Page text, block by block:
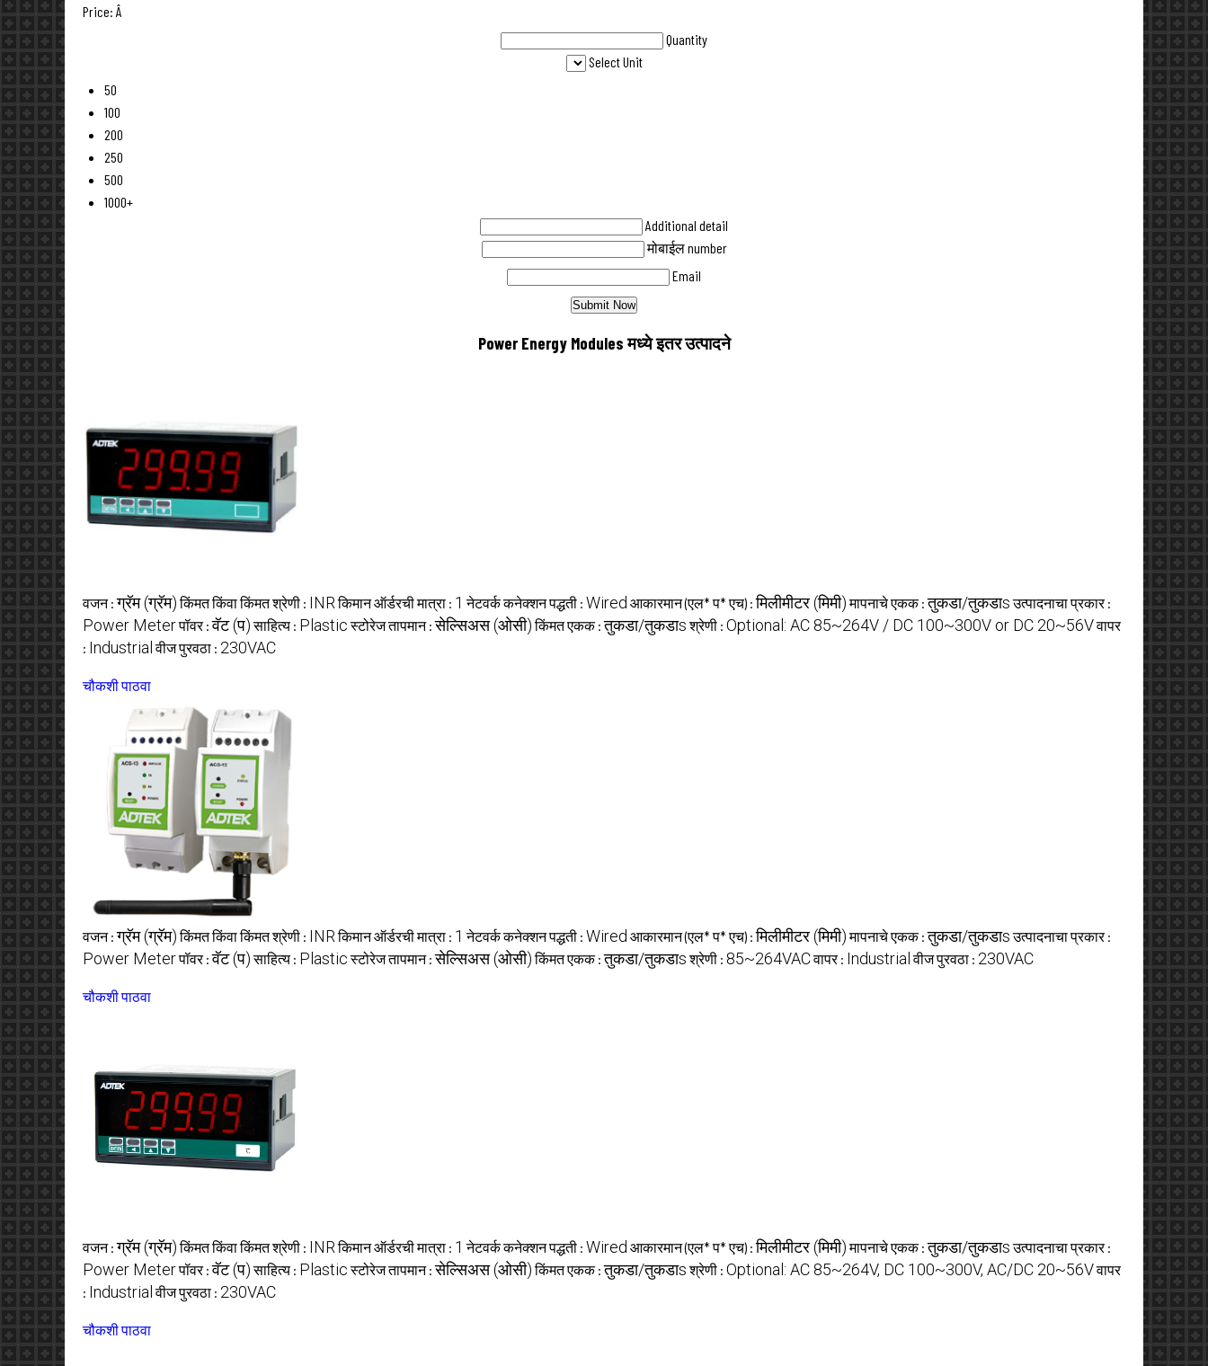
Price: Â
Quantity
Select Unit
50
100
200
250
500
1000+
Additional detail
मोबाईल number
Email
Power Energy Modules मध्ये इतर उत्पादने
वजन :ग्रॅम (ग्रॅम) किंमत किंवा किंमत श्रेणी : INRकिमान ऑर्डरची मात्रा : 1 नेटवर्क कनेक्शन पद्धती : Wired आकारमान (एल* प* एच) :मिलीमीटर (मिमी) मापनाचे एकक :तुकडा/तुकडाs उत्पादनाचा प्रकार :
Power Meterपॉवर :वॅट (प) साहित्य : Plastic स्टोरेज तापमान :सेल्सिअस (ओसी) किंमत एकक :तुकडा/तुकडाs श्रेणी : Optional: AC 85~264V / DC 100~300V or DC 20~56Vवापर
: Industrial वीज पुरवठा : 230VAC
चौकशी पाठवा
वजन :ग्रॅम (ग्रॅम) किंमत किंवा किंमत श्रेणी : INRकिमान ऑर्डरची मात्रा : 1 नेटवर्क कनेक्शन पद्धती : Wired आकारमान (एल* प* एच) :मिलीमीटर (मिमी) मापनाचे एकक :तुकडा/तुकडाs उत्पादनाचा प्रकार :
Power Meterपॉवर :वॅट (प) साहित्य : Plastic स्टोरेज तापमान :सेल्सिअस (ओसी) किंमत एकक :तुकडा/तुकडाs श्रेणी : 85~264VACवापर : Industrial वीज पुरवठा : 230VAC
चौकशी पाठवा
वजन :ग्रॅम (ग्रॅम) किंमत किंवा किंमत श्रेणी : INRकिमान ऑर्डरची मात्रा : 1 नेटवर्क कनेक्शन पद्धती : Wired आकारमान (एल* प* एच) :मिलीमीटर (मिमी) मापनाचे एकक :तुकडा/तुकडाs उत्पादनाचा प्रकार :
Power Meterपॉवर :वॅट (प) साहित्य : Plastic स्टोरेज तापमान :सेल्सिअस (ओसी) किंमत एकक :तुकडा/तुकडाs श्रेणी : Optional: AC 85~264V, DC 100~300V, AC/DC 20~56Vवापर
: Industrial वीज पुरवठा : 230VAC
चौकशी पाठवा